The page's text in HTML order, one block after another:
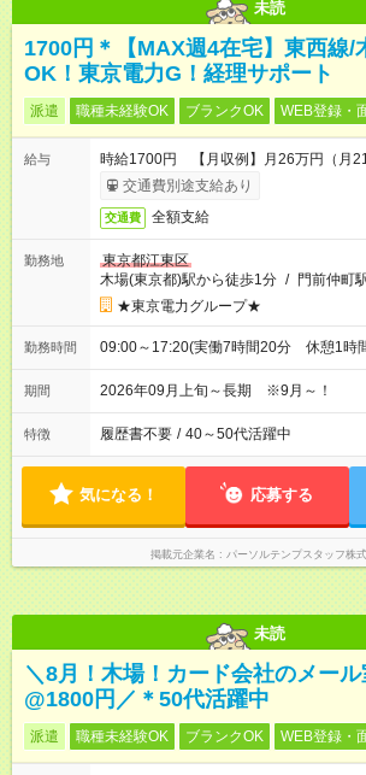
未読
1700円＊【MAX週4在宅】東西線/
OK！東京電力G！経理サポート
派遣 職種未経験OK ブランクOK WEB登録・
給与
時給1700円 【月収例】月26万円（月21
交通費別途支給あり
交通費 全額支給
勤務地
東京都江東区
木場(東京都)駅から徒歩1分 / 門前仲町
★東京電力グループ★
勤務時間 09:00～17:20(実働7時間20分 休憩1時
期間 2026年09月上旬～長期 ※9月～！
特徴 履歴書不要 / 40～50代活躍中
気になる！ 応募する
掲載元企業名 パーソルテンプスタッフ株
未読
＼8月！木場！カード会社のメー
@1800円／＊50代活躍中
派遣 職種未経験OK ブランクOK WEB登録・